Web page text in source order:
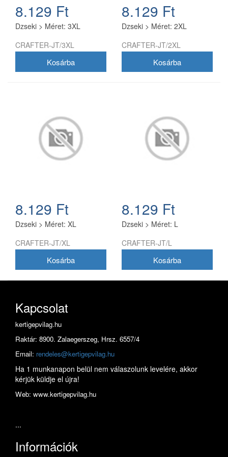
8.129 Ft
Dzseki > Méret: 3XL
CRAFTER-JT/3XL
8.129 Ft
Dzseki > Méret: 2XL
CRAFTER-JT/2XL
8.129 Ft
Dzseki > Méret: XL
CRAFTER-JT/XL
8.129 Ft
Dzseki > Méret: L
CRAFTER-JT/L
Kapcsolat
kertigepvilag.hu
Raktár: 8900. Zalaegerszeg, Hrsz. 6557/4
Email: rendeles@kertigepvilag.hu
Ha 1 munkanapon belül nem válaszolunk levelére, akkor
kérjük küldje el újra!
Web: www.kertigepvilag.hu
...
Információk